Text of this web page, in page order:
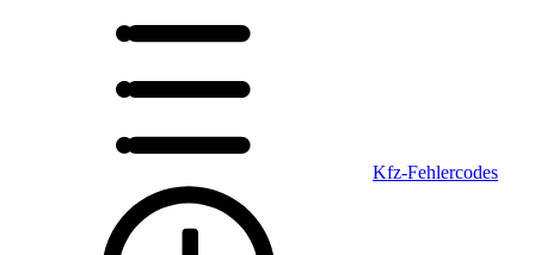
Kfz-Fehlercodes